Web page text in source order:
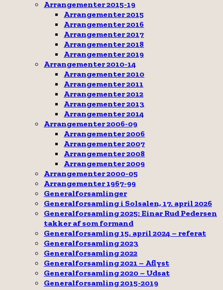
Arrangementer 2015-19
Arrangementer 2015
Arrangementer 2016
Arrangementer 2017
Arrangementer 2018
Arrangementer 2019
Arrangementer 2010-14
Arrangementer 2010
Arrangementer 2011
Arrangementer 2012
Arrangementer 2013
Arrangementer 2014
Arrangementer 2006-09
Arrangementer 2006
Arrangementer 2007
Arrangementer 2008
Arrangementer 2009
Arrangementer 2000-05
Arrangementer 1967-99
Generalforsamlinger
Generalforsamling i Solsalen, 17. april 2026
Generalforsamling 2025: Einar Rud Pedersen
takker af som formand
Generalforsamling 15. april 2024 – referat
Generalforsamling 2023
Generalforsamling 2022
Generalforsamling 2021 – Aflyst
Generalforsamling 2020 – Udsat
Generalforsamling 2015-2019